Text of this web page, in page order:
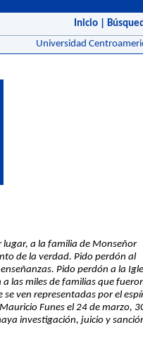
Inicio
Universidad
lugar, a la familia de Monseñor
de la verdad. Pido perdón al
Pido perdón a la
las miles de familias que
ven representadas por el
Funes el 24 de marzo,
investigación, juicio y